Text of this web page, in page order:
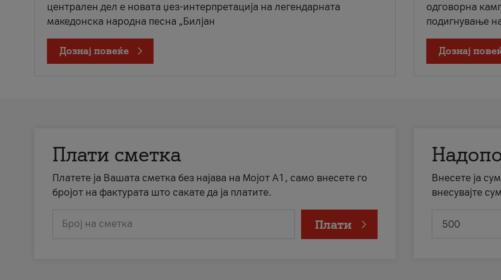
централен дел е новата џез-интерпретација на легендарната
македонска народна песна „Билјан
Дознај повеќе
одговорна
подигнување
Дознај
Плати сметка
Платете ја Вашата сметка без најава на Мојот А1, само внесете го
бројот на фактурата што сакате да ја платите.
Број на сметка Плати
Внесете ја
внесувајте